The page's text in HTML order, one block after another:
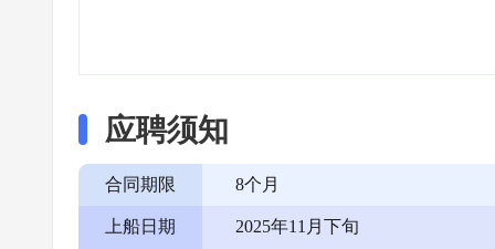
应聘须知
合同期限 8个月
上船日期 2025年11月下旬